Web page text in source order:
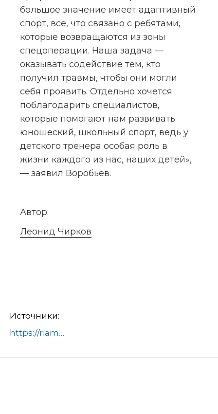
большое значение имеет адаптивный
спорт, все, что связано с ребятами,
которые возвращаются из зоны
спецоперации. Наша задача —
оказывать содействие тем, кто
получил травмы, чтобы они могли
себя проявить. Отдельно хочется
поблагодарить специалистов,
которые помогают нам развивать
юношеский, школьный спорт, ведь у
детского тренера особая роль в
жизни каждого из нас, наших детей»,
— заявил Воробьев.
Автор:
Леонид Чирков
Источники:
https://riamo.ru/news/sport/futbolisty-iz-bogorodskogo-okruga-vyigrali-turnir-v-belarusi/